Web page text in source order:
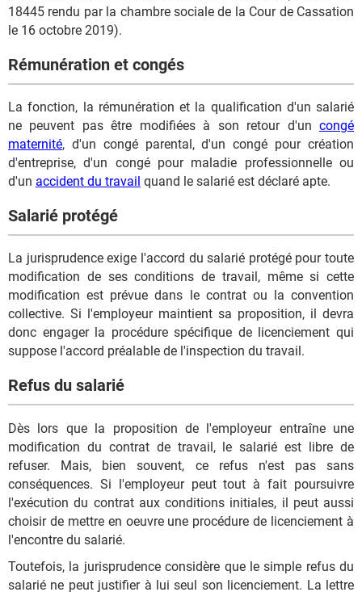
18445 rendu par la chambre sociale de la Cour de Cassation
le 16 octobre 2019).
Rémunération et congés
La fonction, la rémunération et la qualification d'un salarié
ne peuvent pas être modifiées à son retour d'un congé
maternité, d'un congé parental, d'un congé pour création
d'entreprise, d'un congé pour maladie professionnelle ou
d'un accident du travail quand le salarié est déclaré apte.
Salarié protégé
La jurisprudence exige l'accord du salarié protégé pour toute
modification de ses conditions de travail, même si cette
modification est prévue dans le contrat ou la convention
collective. Si l'employeur maintient sa proposition, il devra
donc engager la procédure spécifique de licenciement qui
suppose l'accord préalable de l'inspection du travail.
Refus du salarié
Dès lors que la proposition de l'employeur entraîne une
modification du contrat de travail, le salarié est libre de
refuser. Mais, bien souvent, ce refus n'est pas sans
conséquences. Si l'employeur peut tout à fait poursuivre
l'exécution du contrat aux conditions initiales, il peut aussi
choisir de mettre en oeuvre une procédure de licenciement à
l'encontre du salarié.
Toutefois, la jurisprudence considère que le simple refus du
salarié ne peut justifier à lui seul son licenciement. La lettre